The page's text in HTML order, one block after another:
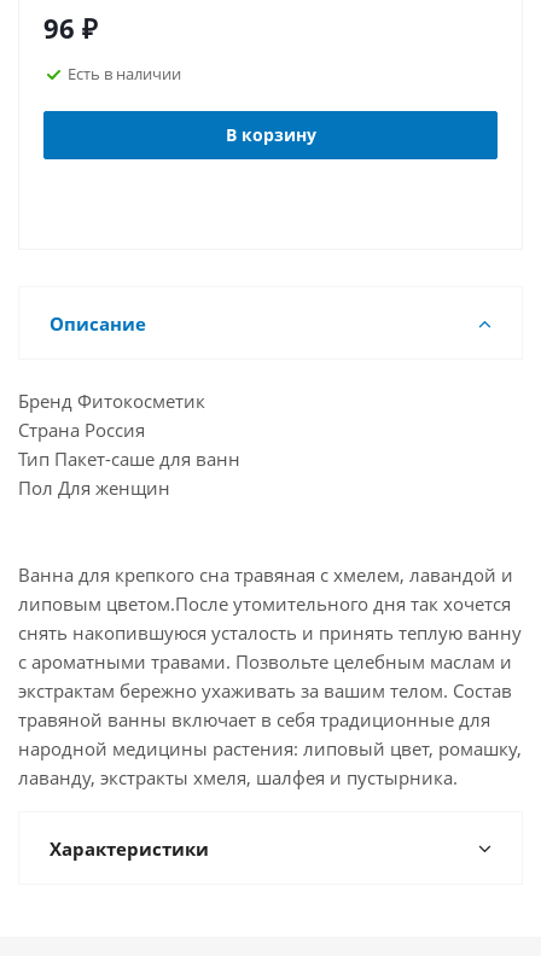
96 ₽
Есть в наличии
В корзину
Описание
Бренд Фитокосметик
Страна Россия
Тип Пакет-саше для ванн
Пол Для женщин
Ванна для крепкого сна травяная с хмелем, лавандой и
липовым цветом.После утомительного дня так хочется
снять накопившуюся усталость и принять теплую ванну
с ароматными травами. Позвольте целебным маслам и
экстрактам бережно ухаживать за вашим телом. Состав
травяной ванны включает в себя традиционные для
народной медицины растения: липовый цвет, ромашку,
лаванду, экстракты хмеля, шалфея и пустырника.
Характеристики